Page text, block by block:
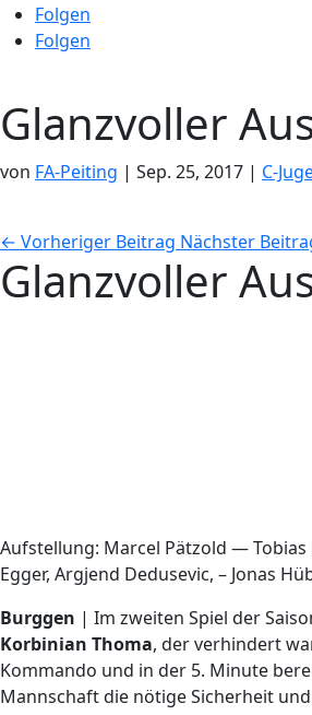
Folgen
Folgen
Glanzvoller
von FA-Peiting | Sep. 25, 2017 | C-
← Vorheriger Beitrag Nächster
Glanzvoller
Aufstellung: Marcel Pätzold — Tobias
Egger, Argjend Dedusevic, – Jonas
Burggen | Im zweiten Spiel der
Korbinian Thoma, der verhindert
Kommando und in der 5. Minute
Mannschaft die nötige Sicherheit